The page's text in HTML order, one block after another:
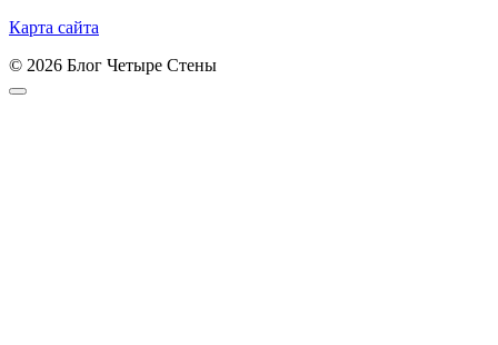
Карта сайта
© 2026 Блог Четыре Стены